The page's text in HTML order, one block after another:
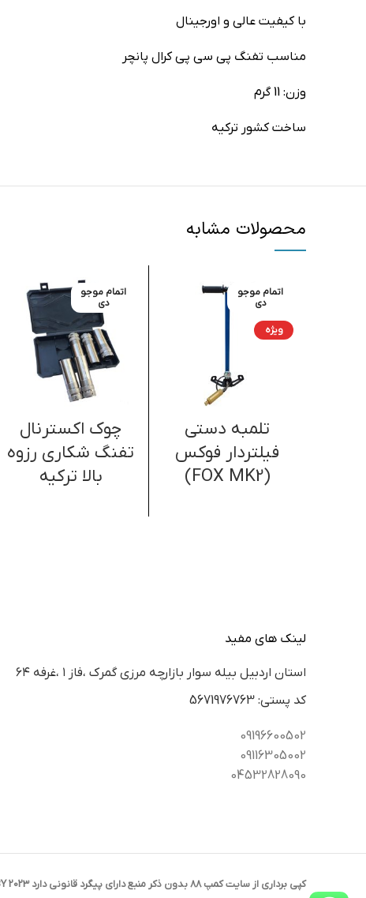
با کیفیت عالی و اورجینال
مناسب تفنگ پی سی پی کرال پانچر
وزن: 11 گرم
ساخت کشور ترکیه
محصولات مشابه
اتمام موجو
دی
ویژه
تلمبه دستی
فیلتردار فوکس
(FOX MK2)
اتمام موجو
دی
چوک اکسترنال
تفنگ شکاری رزوه
بالا ترکیه
لینک های مفید
استان اردبيل بيله سوار بازارچه مرزي گمرك ،فاز ١ ،غرفه ٦٤
كد پستي: 5671976763
09196600502
09116305002
04532828090
کپی برداری از سایت کمپ 88 بدون ذکر منبع دارای پیگرد قانونی دارد 2023 CREATED BY